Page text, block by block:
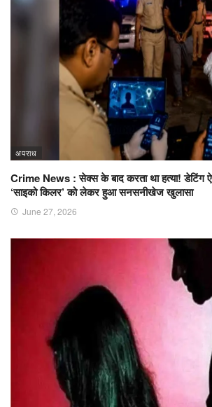
अपराध
Crime News : सेक्स के बाद करता था हत्या! डेटिंग
‘साइको किलर’ को लेकर हुआ सनसनीखेज खुलासा
June 27, 2026